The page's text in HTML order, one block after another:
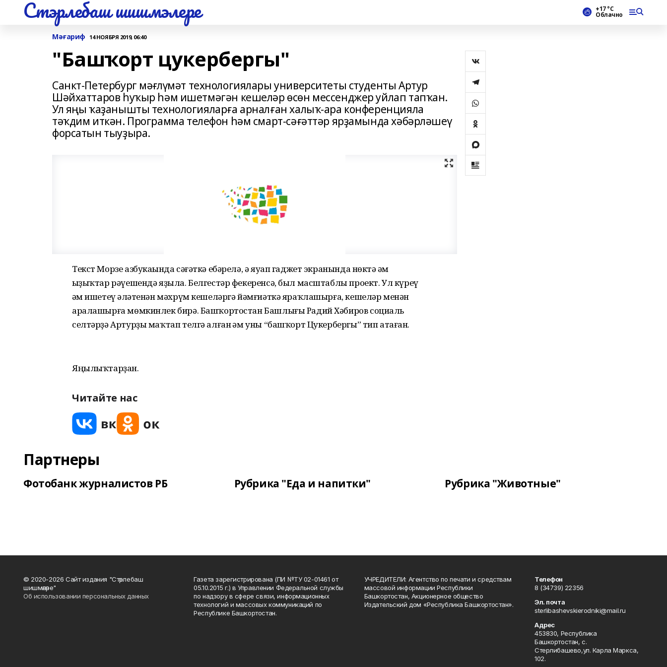
Стэрлебаш шишмэлере +17 °С
Облачно
Мәғариф 14 НОЯБРЯ 2019, 06:40
"Башҡорт цукербергы"
Санкт-Петербург мәғлүмәт технологиялары университеты студенты Артур
Шәйхаттаров һуҡыр һәм ишетмәгән кешеләр өсөн мессенджер уйлап тапҡан.
Ул яңы ҡаҙанышты технологияларға арналған халыҡ-ара конференцияла
тәҡдим иткән. Программа телефон һәм смарт-сәғәттәр ярҙамында хәбәрләшеү
форсатын тыуҙыра.
Текст Морзе азбукаһында сәғәткә ебәрелә, ә яуап гаджет экранында нөктә һәм
һыҙыҡтар рәүешендә яҙыла. Белгестәр фекеренсә, был масштаблы проект. Ул күреү
һәм ишетеү һәләтенән мәхрүм кешеләргә йәмғиәткә яраҡлашырға, кешеләр менән
аралашырға мөмкинлек бирә. Башҡортостан Башлығы Радий Хәбиров социаль
селтәрҙә Артурҙы маҡтап телгә алған һәм уны “башҡорт Цукербергы” тип атаған.
Яңылыҡтарҙан.
Читайте нас
Партнеры
Фотобанк журналистов РБ Рубрика "Еда и напитки" Рубрика "Животные"
© 2020-2026 Сайт издания "Стәрлебаш
шишмәләре"
Об использовании персональных данных
Газета зарегистрирована (ПИ №ТУ 02-01461 от
05.10.2015 г.) в Управлении Федеральной службы
по надзору в сфере связи, информационных
технологий и массовых коммуникаций по
Республике Башкортостан.
УЧРЕДИТЕЛИ: Агентство по печати и средствам
массовой информации Республики
Башкортостан, Акционерное общество
Издательский дом «Республика Башкортостан».
Телефон
8 (34739) 22356
Эл. почта
sterlibashevskierodniki@mail.ru
Адрес
453830, Республика
Башкортостан, c.
Стерлибашево,ул. Карла Маркса,
102.